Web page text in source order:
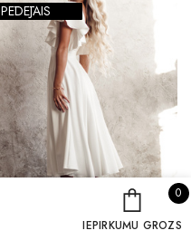
PĒDĒJAIS
00
IEPIRKUMU GROZS